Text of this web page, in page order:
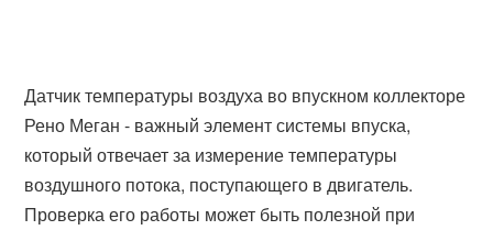
Датчик температуры воздуха во впускном коллекторе
Рено Меган - важный элемент системы впуска,
который отвечает за измерение температуры
воздушного потока, поступающего в двигатель.
Проверка его работы может быть полезной при